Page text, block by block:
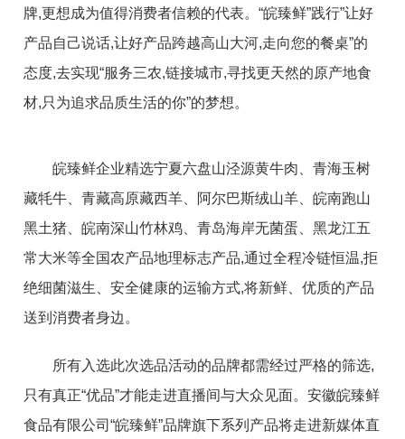
牌,更想成为值得消费者信赖的代表。“皖臻鲜”践行”让好
产品自己说话,让好产品跨越高山大河,走向您的餐桌”的
态度,去实现“服务三农,链接城市,寻找更天然的原产地食
材,只为追求品质生活的你”的梦想。
皖臻鲜企业精选宁夏六盘山泾源黄牛肉、青海玉树
藏牦牛、青藏高原藏西羊、阿尔巴斯绒山羊、皖南跑山
黑土猪、皖南深山竹林鸡、青岛海岸无菌蛋、黑龙江五
常大米等全国农产品地理标志产品,通过全程冷链恒温,拒
绝细菌滋生、安全健康的运输方式,将新鲜、优质的产品
送到消费者身边。
所有入选此次选品活动的品牌都需经过严格的筛选,
只有真正“优品”才能走进直播间与大众见面。安徽皖臻鲜
食品有限公司“皖臻鲜”品牌旗下系列产品将走进新媒体直